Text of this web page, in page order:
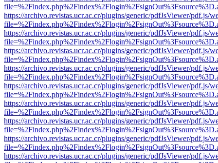
https://archivo.revistas.ucr.ac.cr/plugins/generic/pdfJsViewer/pdf.js/
https://archivo.revistas.ucr.ac.cr/plugins/generic/pdfJsViewer/pdf.js/
https://archivo.revistas.ucr.ac.cr/plugins/generic/pdfJsViewer/pdf.js/
https://archivo.revistas.ucr.ac.cr/plugins/generic/pdfJsViewer/pdf.js/
https://archivo.revistas.ucr.ac.cr/plugins/generic/pdfJsViewer/pdf.js/
https://archivo.revistas.ucr.ac.cr/plugins/generic/pdfJsViewer/pdf.js/
https://archivo.revistas.ucr.ac.cr/plugins/generic/pdfJsViewer/pdf.js/
https://archivo.revistas.ucr.ac.cr/plugins/generic/pdfJsViewer/pdf.js/
https://archivo.revistas.ucr.ac.cr/plugins/generic/pdfJsViewer/pdf.js/